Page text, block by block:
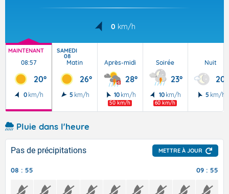
0 km/h
MAINTENANT
08:57
20°
0 km/h
SAMEDI
08
Matin
26°
5 km/h
Après-midi
28°
10 km/h
50 km/h
Soirée
23°
10 km/h
60 km/h
Nuit
20°
5 km/h
Pluie dans l'heure
Pas de précipitations METTRE À JOUR
08 : 55 09 : 55